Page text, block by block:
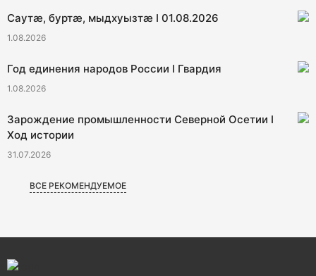
Саутӕ, буртӕ, мыдхуызтӕ I 01.08.2026
1.08.2026
Год единения народов России I Гвардия
1.08.2026
Зарождение промышленности Северной Осетии I
Ход истории
31.07.2026
ВСЕ РЕКОМЕНДУЕМОЕ